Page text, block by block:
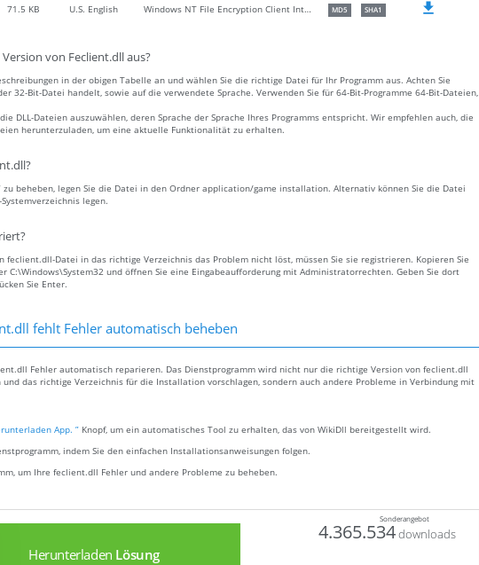
71.5 KB U.S. English Windows NT File Encryption Client Interfaces MD5 SHA1
von Feclient.dll aus?
in der obigen Tabelle an und wählen Sie die richtige Datei für Ihr Programm aus. Achten Sie
32-Bit-Datei handelt, sowie auf die verwendete Sprache. Verwenden Sie für 64-Bit-Programme 64-Bit-Dateien,
DLL-Dateien auszuwählen, deren Sprache der Sprache Ihres Programms entspricht. Wir empfehlen auch, die
herunterzuladen, um eine aktuelle Funktionalität zu erhalten.
zu beheben, legen Sie die Datei in den Ordner application/game installation. Alternativ können Sie die Datei
legen.
feclient.dll-Datei in das richtige Verzeichnis das Problem nicht löst, müssen Sie sie registrieren. Kopieren Sie
C:\Windows\System32 und öffnen Sie eine Eingabeaufforderung mit Administratorrechten. Geben Sie dort
Sie Enter.
fehlt Fehler automatisch beheben
Fehler automatisch reparieren. Das Dienstprogramm wird nicht nur die richtige Version von feclient.dll
das richtige Verzeichnis für die Installation vorschlagen, sondern auch andere Probleme in Verbindung mit
App. ” Knopf, um ein automatisches Tool zu erhalten, das von WikiDll bereitgestellt wird.
indem Sie den einfachen Installationsanweisungen folgen.
um Ihre feclient.dll Fehler und andere Probleme zu beheben.
Sonderangebot
Herunterladen Lösung
4.365.534downloads